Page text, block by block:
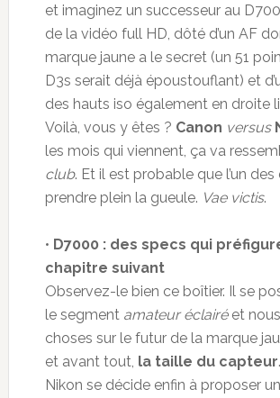
et imaginez un successeur au
de la vidéo full HD, dôté d’un AF
marque jaune a le secret (un 51
D3s serait déjà époustouflant) et
des hauts iso également en droite
Voilà, vous y êtes ? Canon versus
les mois qui viennent, ça va
club. Et il est probable que l’un des
prendre plein la gueule. Vae victis.
• D7000 : des specs qui
chapitre suivant
Observez-le bien ce boîtier. Il se
le segment amateur éclairéet
choses sur le futur de la marque
et avant tout, la taille du capteur
Nikon se décide enfin à proposer